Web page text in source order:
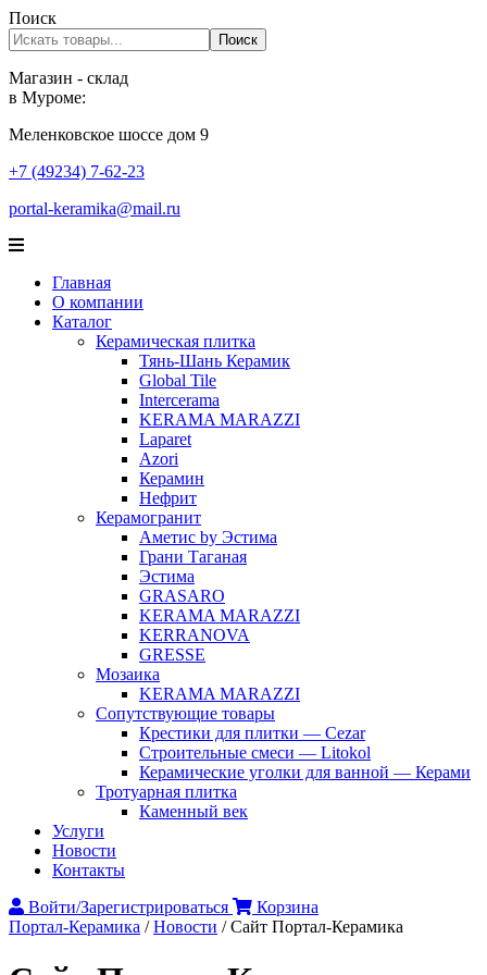
Поиск
Поиск
Магазин - склад
в Муроме:
Меленковское шоссе дом 9
+7 (49234) 7-62-23
portal-keramika@mail.ru
Главная
О компании
Каталог
Керамическая плитка
Тянь-Шань Керамик
Global Tile
Intercerama
KERAMA MARAZZI
Laparet
Аzori
Керамин
Нефрит
Керамогранит
Аметис by Эстима
Грани Таганая
Эстима
GRASARO
KERAMA MARAZZI
KERRANOVA
GRESSE
Мозаика
KERAMA MARAZZI
Сопутствующие товары
Крестики для плитки — Cezar
Строительные смеси — Litokol
Керамические уголки для ванной — Керами
Тротуарная плитка
Каменный век
Услуги
Новости
Контакты
Войти/Зарегистрироваться
Корзина
Портал-Керамика /Новости /Сайт Портал-Керамика